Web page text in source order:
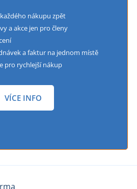
nákupu zpět
a akce jen pro členy
a faktur na jednom místě
pro rychlejší nákup
VÍCE INFO